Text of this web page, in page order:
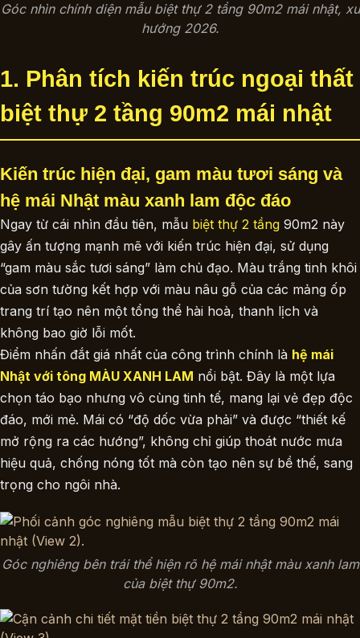
Góc nhìn chính diện mẫu biệt thự 2 tầng 90m2 mái nhật, xu
hướng 2026.
1. Phân tích kiến trúc ngoại thất
biệt thự 2 tầng 90m2 mái nhật
Kiến trúc hiện đại, gam màu tươi sáng và
hệ mái Nhật màu xanh lam độc đáo
Ngay từ cái nhìn đầu tiên, mẫu biệt thự 2 tầng 90m2 này
gây ấn tượng mạnh mẽ với kiến trúc hiện đại, sử dụng
“gam màu sắc tươi sáng” làm chủ đạo. Màu trắng tinh khôi
của sơn tường kết hợp với màu nâu gỗ của các mảng ốp
trang trí tạo nên một tổng thể hài hoà, thanh lịch và
không bao giờ lỗi mốt.
Điểm nhấn đắt giá nhất của công trình chính là hệ mái
Nhật với tông MÀU XANH LAM nổi bật. Đây là một lựa
chọn táo bạo nhưng vô cùng tinh tế, mang lại vẻ đẹp độc
đáo, mới mẻ. Mái có “độ dốc vừa phải” và được “thiết kế
mở rộng ra các hướng”, không chỉ giúp thoát nước mưa
hiệu quả, chống nóng tốt mà còn tạo nên sự bề thế, sang
trọng cho ngôi nhà.
Góc nghiêng bên trái thể hiện rõ hệ mái nhật màu xanh lam
của biệt thự 90m2.